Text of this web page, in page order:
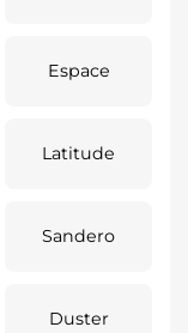
Espace
Latitude
Sandero
Duster